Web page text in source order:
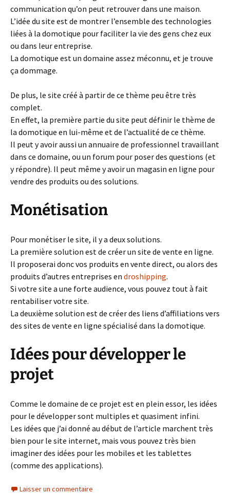
communication qu’on peut retrouver dans une maison.
L’idée du site est de montrer l’ensemble des technologies
liées à la domotique pour faciliter la vie des gens chez eux
ou dans leur entreprise.
La domotique est un domaine assez méconnu, et je trouve
ça dommage.
De plus, le site créé à partir de ce thème peu être très
complet.
En effet, la première partie du site peut définir le thème de
la domotique en lui-même et de l’actualité de ce thème.
Il peut y avoir aussi un annuaire de professionnel travaillant
dans ce domaine, ou un forum pour poser des questions (et
y répondre). Il peut même y avoir un magasin en ligne pour
vendre des produits ou des solutions.
Monétisation
Pour monétiser le site, il y a deux solutions.
La première solution est de créer un site de vente en ligne.
Il proposerai donc vos produits en vente direct, ou alors des
produits d’autres entreprises en droshipping.
Si votre site a une forte audience, vous pouvez tout à fait
rentabiliser votre site.
La deuxième solution est de créer des liens d’affiliations vers
des sites de vente en ligne spécialisé dans la domotique.
Idées pour développer le
projet
Comme le domaine de ce projet est en plein essor, les idées
pour le développer sont multiples et quasiment infini.
Les idées que j’ai donné au début de l’article marchent très
bien pour le site internet, mais vous pouvez très bien
imaginer des idées pour les mobiles et les tablettes
(comme des applications).
Laisser un commentaire